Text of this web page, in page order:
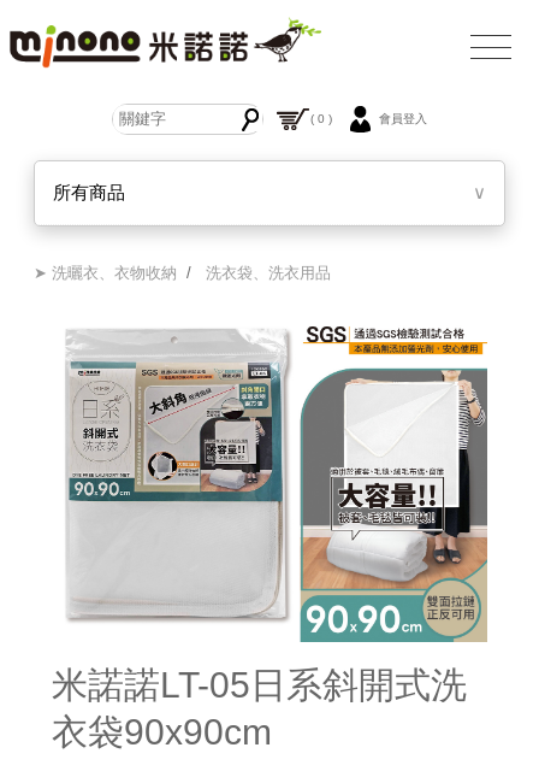
( 0 ) 會員登入
所有商品 ∨
➤ 洗曬衣、衣物收納 /洗衣袋、洗衣用品
米諾諾LT-05日系斜開式洗
衣袋90x90cm